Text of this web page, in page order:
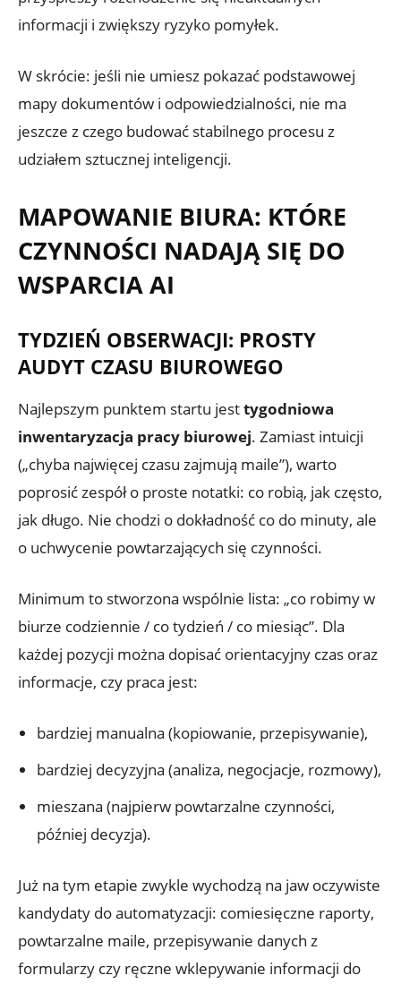
informacji i zwiększy ryzyko pomyłek.
W skrócie: jeśli nie umiesz pokazać podstawowej
mapy dokumentów i odpowiedzialności, nie ma
jeszcze z czego budować stabilnego procesu z
udziałem sztucznej inteligencji.
MAPOWANIE BIURA: KTÓRE
CZYNNOŚCI NADAJĄ SIĘ DO
WSPARCIA AI
TYDZIEŃ OBSERWACJI: PROSTY
AUDYT CZASU BIUROWEGO
Najlepszym punktem startu jesttygodniowa
inwentaryzacja pracy biurowej. Zamiast intuicji
(„chyba najwięcej czasu zajmują maile”), warto
poprosić zespół o proste notatki: co robią, jak często,
jak długo. Nie chodzi o dokładność co do minuty, ale
o uchwycenie powtarzających się czynności.
Minimum to stworzona wspólnie lista: „co robimy w
biurze codziennie / co tydzień / co miesiąc”. Dla
każdej pozycji można dopisać orientacyjny czas oraz
informacje, czy praca jest:
bardziej manualna (kopiowanie, przepisywanie),
bardziej decyzyjna (analiza, negocjacje, rozmowy),
mieszana (najpierw powtarzalne czynności,
później decyzja).
Już na tym etapie zwykle wychodzą na jaw oczywiste
kandydaty do automatyzacji: comiesięczne raporty,
powtarzalne maile, przepisywanie danych z
formularzy czy ręczne wklepywanie informacji do